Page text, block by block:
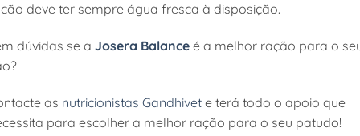
deve ter sempre água fresca à disposição.
dúvidas se a Josera Balance é a melhor ração para o
as nutricionistas Gandhivet e terá todo o apoio que
para escolher a melhor ração para o seu patudo!